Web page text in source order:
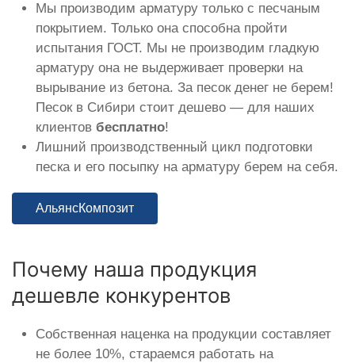
Мы производим арматуру только с песчаным
покрытием. Только она способна пройти
испытания ГОСТ. Мы не производим гладкую
арматуру она не выдерживает проверки на
вырывание из бетона. За песок денег не берем!
Песок в Сибири стоит дешево — для наших
клиентов бесплатно!
Лишний производственный цикл подготовки
песка и его посыпку на арматуру берем на себя.
АльянсКомпозит
Почему наша продукция
дешевле конкурентов
Собственная наценка на продукции составляет
не более 10%, стараемся работать на